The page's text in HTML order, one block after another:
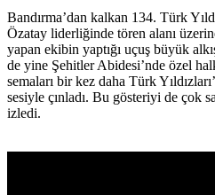
Bandırma’dan kalkan 134. Türk
Özatay liderliğinde tören alanı
yapan ekibin yaptığı uçuş büyük
de yine Şehitler Abidesi’nde özel
semaları bir kez daha Türk
sesiyle çınladı. Bu gösteriyi de çok
izledi.